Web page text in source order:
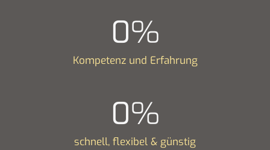
0%
Kompetenz und Erfahrung
0%
schnell, flexibel & günstig